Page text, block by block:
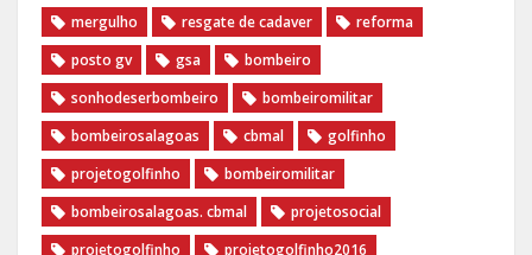
mergulho
resgate de cadaver
reforma
posto gv
gsa
bombeiro
sonhodeserbombeiro
bombeiromilitar
bombeirosalagoas
cbmal
golfinho
projetogolfinho
bombeiromilitar
bombeirosalagoas. cbmal
projetosocial
projetogolfinho
projetogolfinho2016